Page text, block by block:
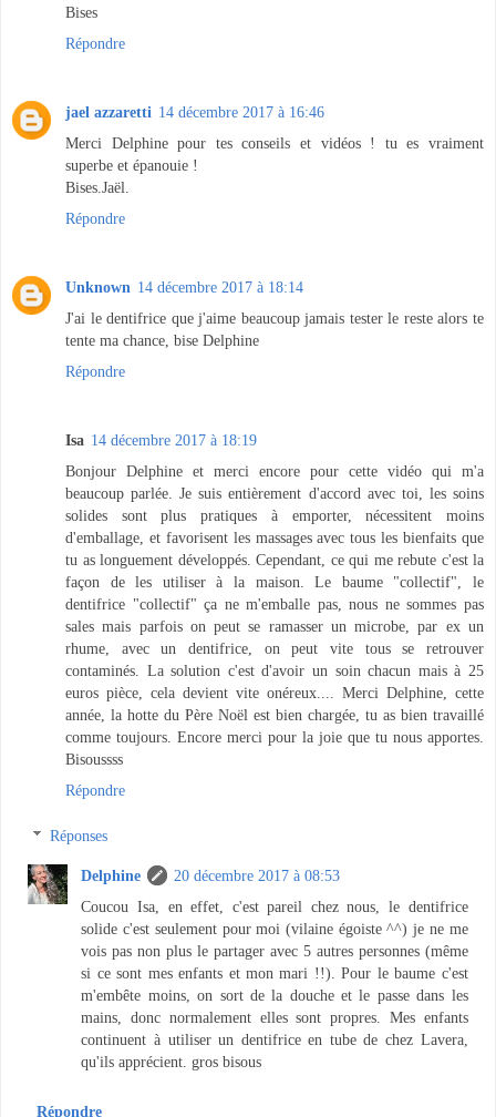
Bises
Répondre
jael azzaretti 14 décembre 2017 à 16:46
Merci Delphine pour tes conseils et vidéos ! tu es vraiment
superbe et épanouie !
Bises.Jaël.
Répondre
Unknown 14 décembre 2017 à 18:14
J'ai le dentifrice que j'aime beaucoup jamais tester le reste alors te
tente ma chance, bise Delphine
Répondre
Isa 14 décembre 2017 à 18:19
Bonjour Delphine et merci encore pour cette vidéo qui m'a
beaucoup parlée. Je suis entièrement d'accord avec toi, les soins
solides sont plus pratiques à emporter, nécessitent moins
d'emballage, et favorisent les massages avec tous les bienfaits que
tu as longuement développés. Cependant, ce qui me rebute c'est la
façon de les utiliser à la maison. Le baume "collectif", le
dentifrice "collectif" ça ne m'emballe pas, nous ne sommes pas
sales mais parfois on peut se ramasser un microbe, par ex un
rhume, avec un dentifrice, on peut vite tous se retrouver
contaminés. La solution c'est d'avoir un soin chacun mais à 25
euros pièce, cela devient vite onéreux.... Merci Delphine, cette
année, la hotte du Père Noël est bien chargée, tu as bien travaillé
comme toujours. Encore merci pour la joie que tu nous apportes.
Bisoussss
Répondre
Réponses
Delphine
20 décembre 2017 à 08:53
Coucou Isa, en effet, c'est pareil chez nous, le dentifrice
solide c'est seulement pour moi (vilaine égoiste ^^) je ne me
vois pas non plus le partager avec 5 autres personnes (même
si ce sont mes enfants et mon mari !!). Pour le baume c'est
m'embête moins, on sort de la douche et le passe dans les
mains, donc normalement elles sont propres. Mes enfants
continuent à utiliser un dentifrice en tube de chez Lavera,
qu'ils apprécient. gros bisous
Répondre